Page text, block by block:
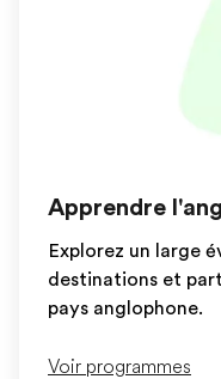
Apprendre
Explorez un large
destinations et
pays anglophone.
Voir programmes